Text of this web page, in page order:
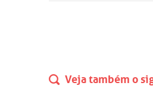
Veja também o